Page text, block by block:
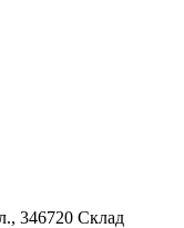
346720 Склад